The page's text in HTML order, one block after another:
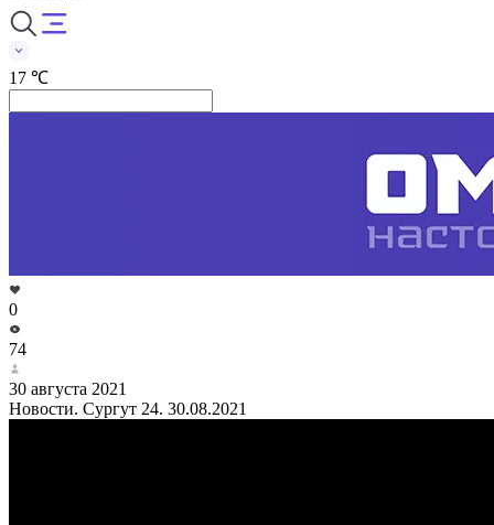
17 ℃
0
74
30 августа 2021
Новости. Сургут 24. 30.08.2021